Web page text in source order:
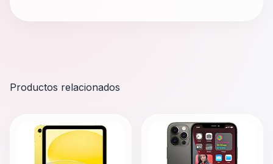
Productos relacionados